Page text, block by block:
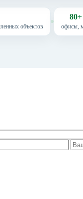
объектов офисы,